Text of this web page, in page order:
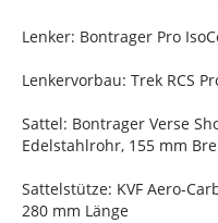
Lenker: Bontrager Pro
Lenkervorbau: Trek RCS
Sattel: Bontrager Verse
Edelstahlrohr, 155 mm
Sattelstütze: KVF Aero-
280 mm Länge